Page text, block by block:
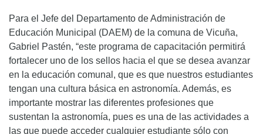
Para el Jefe del Departamento de Administración de
Educación Municipal (DAEM) de la comuna de Vicuña,
Gabriel Pastén, “este programa de capacitación permitirá
fortalecer uno de los sellos hacia el que se desea avanzar
en la educación comunal, que es que nuestros estudiantes
tengan una cultura básica en astronomía. Además, es
importante mostrar las diferentes profesiones que
sustentan la astronomía, pues es una de las actividades a
las que puede acceder cualquier estudiante sólo con